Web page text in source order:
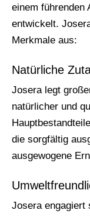
einem führenden
entwickelt.
Merkmale aus:
Natürliche
Josera legt
natürlicher und
die sorgfältig
ausgewogene
Josera engagiert